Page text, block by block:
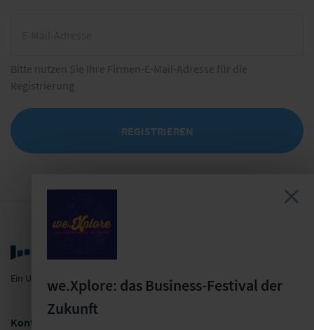
Bitte nutzen Sie Ihre Firmen-E-Mail-Adresse für die
Registrierung
REGISTRIEREN
we.Xplore: das Business-Festival der
Zukunft
Ein Unternehmen der LF Gruppe
Kontakt